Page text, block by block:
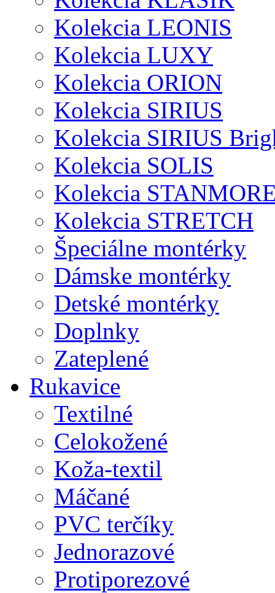
Kolekcia LEONIS
Kolekcia LUXY
Kolekcia ORION
Kolekcia SIRIUS
Kolekcia SIRIUS
Kolekcia SOLIS
Kolekcia
Kolekcia STRETCH
Špeciálne montérky
Dámske montérky
Detské montérky
Doplnky
Zateplené
Rukavice
Textilné
Celokožené
Koža-textil
Máčané
PVC terčíky
Jednorazové
Protiporezové